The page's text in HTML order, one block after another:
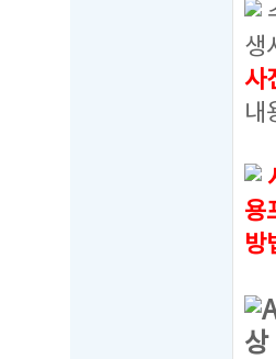
생
사
내
용
방
상